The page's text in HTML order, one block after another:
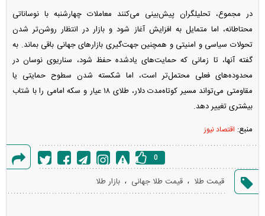
در مجموع، تحلیلگران پیش‌بینی می‌کنند معاملات چهارشنبه با نوساناتی
محتاطانه، اما متمایل به افزایش آغاز شود و بازار در انتظار روشن‌تر شدن
تحولات سیاسی و امنیتی و همچنین جهت‌گیری بازار‌های جهانی باقی بماند. به
گفته آنها، تا زمانی که حمایت‌های یادشده حفظ شود، سناریوی نوسان در
محدوده‌های فعلی محتمل‌تر است، اما شکسته شدن سطوح حمایتی یا
مقاومتی می‌تواند مسیر کوتاه‌مدت دلار، طلای ۱۸ عیار و سکه امامی را با شتاب
بیشتری تغییر دهد.
منبع: اقتصاد نیوز
گزارش
خطا
0
قیمت طلا ، قیمت طلا جهانی ، بازار طلا